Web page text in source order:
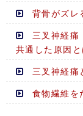
背骨がズ
三叉神経痛
共通した原因と
三叉神経痛
食物繊維を